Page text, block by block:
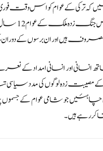
کے عوام کو اس وقت فوری
امداد
ہیں اور ان برسوں کے دوران
انسانی اور انسانی امداد کے
کے مصیبت زدہ لوگوں کی مدد
چاہئیں جو شامی عوام کے
رہے ہیں۔